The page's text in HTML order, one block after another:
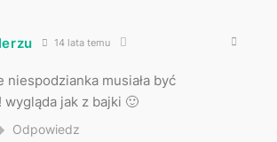
14 lata temu
niespodzianka musiała być
wygląda jak z bajki 🙂
Odpowiedz